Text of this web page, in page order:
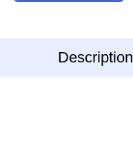
Description